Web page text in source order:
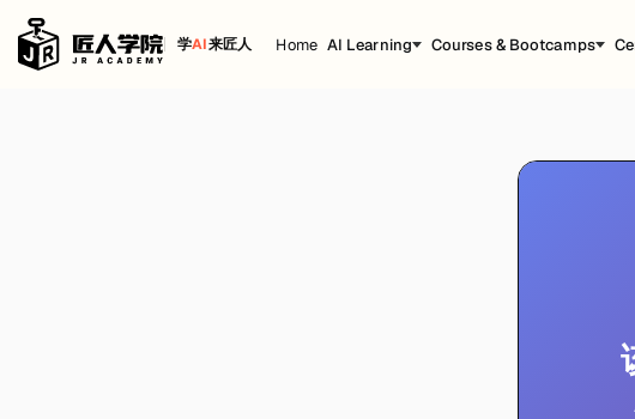
学AI来匠人 Home AI Learning Courses & Bootcamps